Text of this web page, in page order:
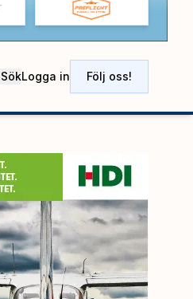
SökLogga in Följ oss!